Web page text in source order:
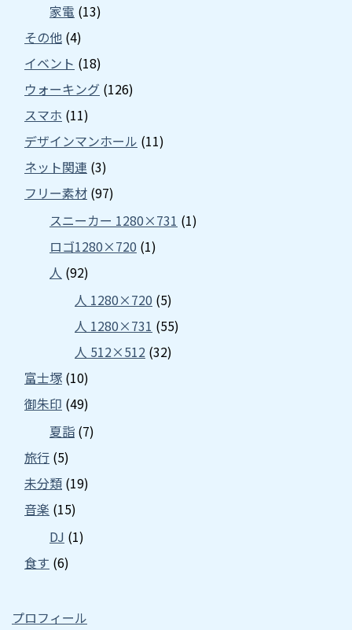
家電 (13)
その他 (4)
イベント (18)
ウォーキング (126)
スマホ (11)
デザインマンホール (11)
ネット関連 (3)
フリー素材 (97)
スニーカー 1280×731 (1)
ロゴ1280×720 (1)
人 (92)
人 1280×720 (5)
人 1280×731 (55)
人 512×512 (32)
富士塚 (10)
御朱印 (49)
夏詣 (7)
旅行 (5)
未分類 (19)
音楽 (15)
DJ (1)
食す (6)
プロフィール